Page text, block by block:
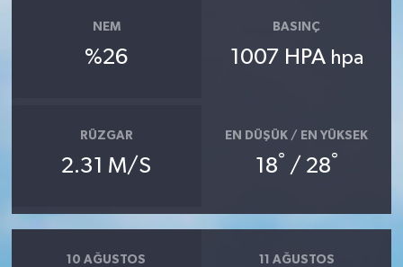
NEM
%26
BASINÇ
1007 HPA hpa
RÜZGAR
2.31 M/S
EN DÜŞÜK / EN YÜKSEK
18° / 28°
10 AĞUSTOS 11 AĞUSTOS